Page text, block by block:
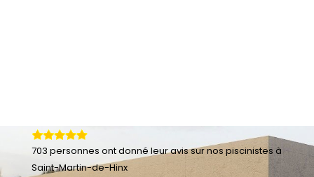
703 personnes ont donné leuravis sur nos piscinistes à
Saint-Martin-de-Hinx